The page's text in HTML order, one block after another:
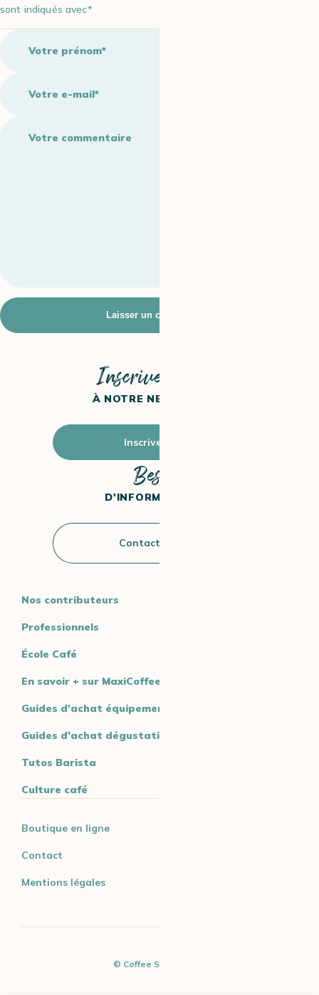
sont indiqués avec*
Inscrivez-vous
À NOTRE NEWSLETTER
Inscrivez-vous
Besoin
D'INFORMATIONS ?
Contactez-nous
Nos contributeurs
Professionnels
École Café
En savoir + sur MaxiCoffee
Guides d'achat équipement
Guides d'achat dégustation
Tutos Barista
Culture café
Boutique en ligne
Contact
Mentions légales
© Coffee Spirit - 2026